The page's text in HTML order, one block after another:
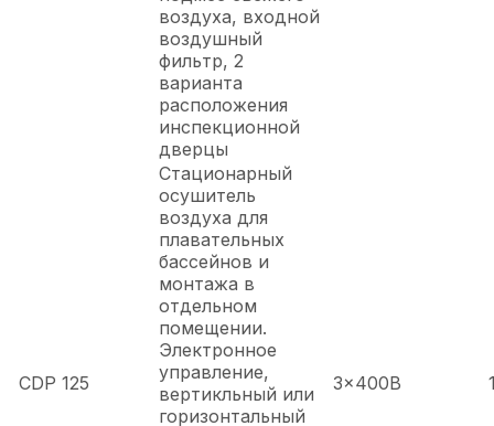
воздуха, входной
воздушный
фильтр, 2
варианта
расположения
инспекционной
дверцы
CDP 125
Стационарный
осушитель
воздуха для
плавательных
бассейнов и
монтажа в
отдельном
помещении.
Электронное
управление,
вертикльный или
горизонтальный
3x400В